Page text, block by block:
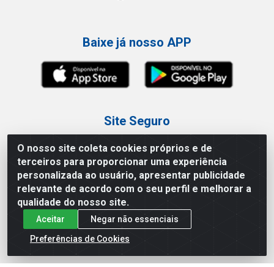
O nosso site coleta cookies próprios e de
terceiros para proporcionar uma experiência
personalizada ao usuário, apresentar publicidade
relevante de acordo com o seu perfil e melhorar a
qualidade do nosso site.
Aceitar
Negar não essenciais
Preferências de Cookies
Baixe já nosso APP
Site Seguro
Loja / Showroom
Tel.: (11) 3227-0546
Av Vautier, 587/597 - Pari - São Paulo/SP